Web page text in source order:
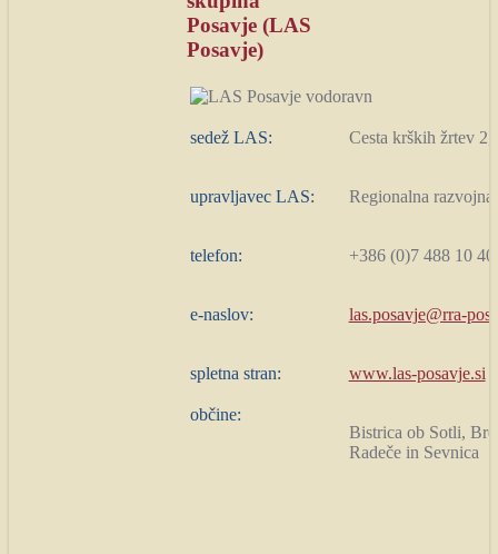
Posavje (LAS
Posavje)
sedež LAS: Cesta krških žrtev
upravljavec LAS: Regionalna razvojna
telefon: +386 (0)7 488 10 40
e-naslov: las.posavje@rra-
spletna stran: www.las-posavje.si
občine:
Bistrica ob Sotli,
Radeče in Sevnica